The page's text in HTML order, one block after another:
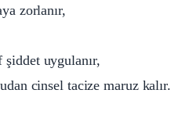
zorlanır,
uygulanır,
cinsel tacize maruz kalır.